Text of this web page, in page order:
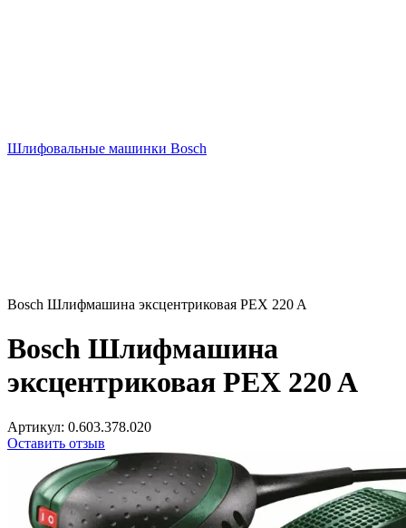
Шлифовальные машинки Bosch
Bosch Шлифмашина эксцентриковая PEX 220 A
Bosch Шлифмашина
эксцентриковая PEX 220 A
Артикул: 0.603.378.020
Оставить отзыв